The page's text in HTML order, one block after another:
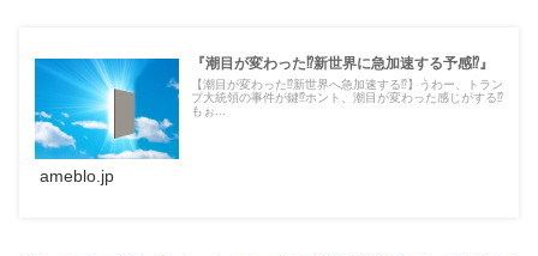
『潮目が変わった⁉️新世界に急加速する予感⁉️』
【潮目が変わった⁉️新世界へ急加速する⁉️】うわー、トラン
プ大統領の事件が鍵⁉️ホント、潮目が変わった感じがする⁉️
もぉ...
ameblo.jp